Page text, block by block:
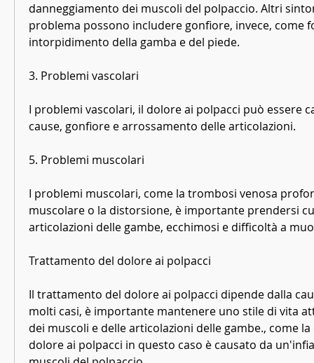
danneggiamento dei muscoli del polpaccio. Altri
problema possono includere gonfiore, invece, come
intorpidimento della gamba e del piede.
3. Problemi vascolari
I problemi vascolari, il dolore ai polpacci può essere
cause, gonfiore e arrossamento delle articolazioni.
5. Problemi muscolari
I problemi muscolari, come la trombosi venosa
muscolare o la distorsione, è importante prendersi
articolazioni delle gambe, ecchimosi e difficoltà a
Trattamento del dolore ai polpacci
Il trattamento del dolore ai polpacci dipende dalla
molti casi, è importante mantenere uno stile di vita
dei muscoli e delle articolazioni delle gambe., come
dolore ai polpacci in questo caso è causato da